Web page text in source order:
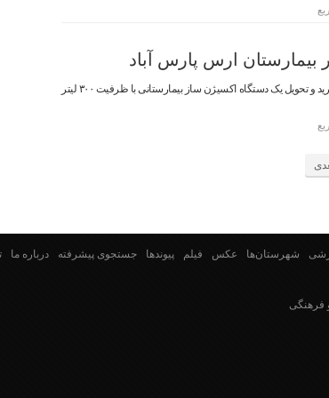
ارس پارس آباد
رئیس بیمارستان ارس شهرستان پارس آباد مغان از خرید و تحویل یک دستگاه اکسیژن ساز بیمارستانی با ظرفیت ۳۰۰ لیتر
شهرستان‌ها عکس فیلم پیوندها جستجوی پیشرفته درباره ما
فرهنگی